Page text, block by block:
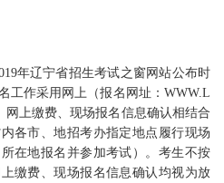
年辽宁省招生考试之窗网站公布时
工作采用网上（报名网址：WWW.L
网上缴费、现场报名信息确认相结合
各市、地招考办指定地点履行现场
在地报名并参加考试）。考生不按
缴费、现场报名信息确认均视为放